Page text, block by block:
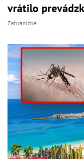
vrátilo
Zahraničné